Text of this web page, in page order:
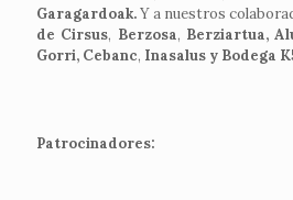
Garagardoak.Y a nuestros
de Cirsus, Berzosa, Berziartua,
Gorri, Cebanc, Inasalus y Bodega K
Patrocinadores: